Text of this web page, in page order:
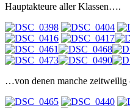
Hauptakteure aller Klassen….
…von denen manche